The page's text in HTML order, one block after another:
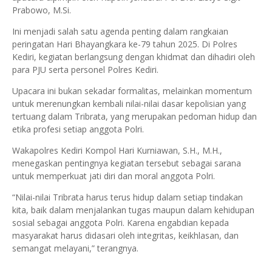
Prabowo, M.Si.
Ini menjadi salah satu agenda penting dalam rangkaian
peringatan Hari Bhayangkara ke-79 tahun 2025. Di Polres
Kediri, kegiatan berlangsung dengan khidmat dan dihadiri oleh
para PJU serta personel Polres Kediri.
Upacara ini bukan sekadar formalitas, melainkan momentum
untuk merenungkan kembali nilai-nilai dasar kepolisian yang
tertuang dalam Tribrata, yang merupakan pedoman hidup dan
etika profesi setiap anggota Polri.
Wakapolres Kediri Kompol Hari Kurniawan, S.H., M.H.,
menegaskan pentingnya kegiatan tersebut sebagai sarana
untuk memperkuat jati diri dan moral anggota Polri.
“Nilai-nilai Tribrata harus terus hidup dalam setiap tindakan
kita, baik dalam menjalankan tugas maupun dalam kehidupan
sosial sebagai anggota Polri. Karena engabdian kepada
masyarakat harus didasari oleh integritas, keikhlasan, dan
semangat melayani,” terangnya.